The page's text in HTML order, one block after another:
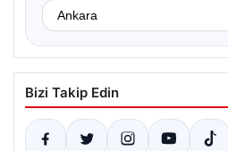
Bizi Takip Edin